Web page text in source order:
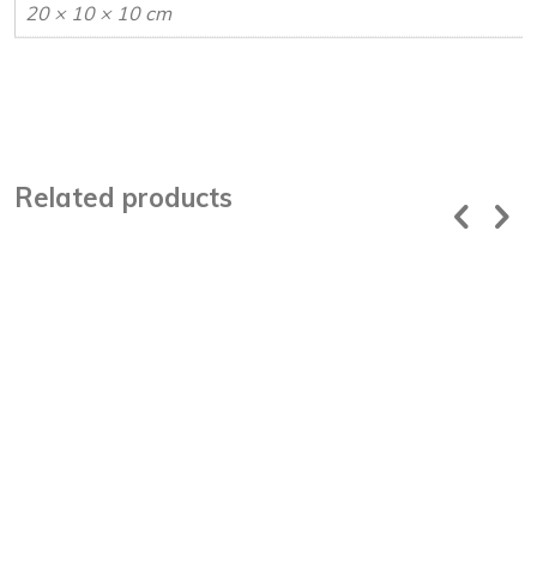
20 × 10 × 10 cm
Related products